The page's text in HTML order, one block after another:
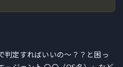
判定すればいいの〜？？と困っ